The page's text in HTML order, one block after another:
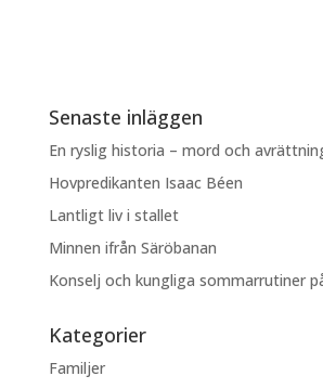
Senaste inläggen
En ryslig historia – mord och
Hovpredikanten Isaac Béen
Lantligt liv i stallet
Minnen ifrån Säröbanan
Konselj och kungliga sommarrutiner
Kategorier
Familjer